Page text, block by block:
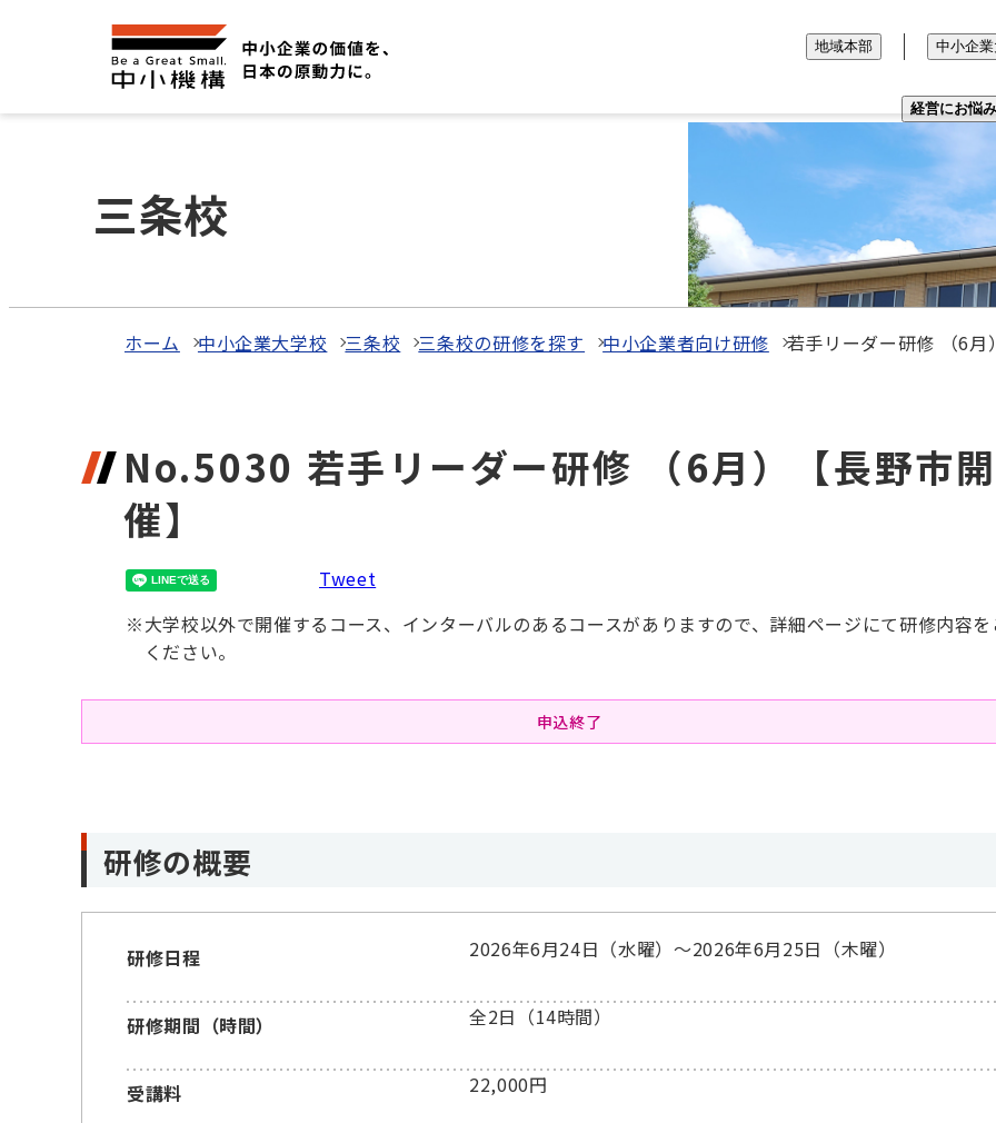
経営にお悩
地域本部 中小企
三条校
ホーム 中小企業大学校 三条校 三条校の研修を探す 中小企業者向け研修 若手リーダー研修 （6月
No.5030 若手リーダー研修 （6月）【長野市開
催】
Tweet
※大学校以外で開催するコース、インターバルのあるコースがありますので、詳細ページにて研修内容
ください。
申込終了
研修の概要
研修日程 2026年6月24日（水曜）〜2026年6月25日（木曜）
研修期間（時間） 全2日（14時間）
受講料 22,000円